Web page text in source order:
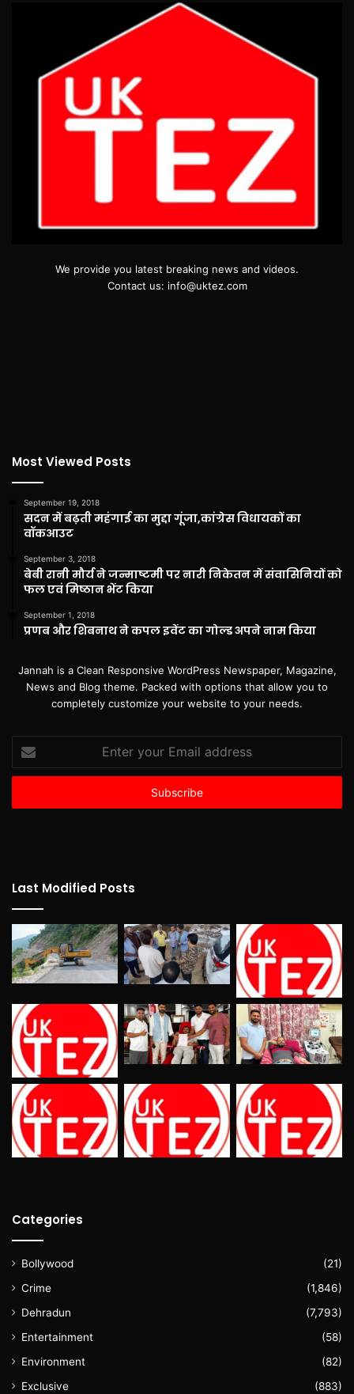
We provide you latest breaking news and videos.
Contact us: info@uktez.com
Most Viewed Posts
September 19, 2018
सदन में बढ़ती महंगाई का मुद्दा गूंजा,कांग्रेस विधायकों का
वॉकआउट
September 3, 2018
बेबी रानी मौर्य ने जन्माष्टमी पर नारी निकेतन में संवासिनियों को
फल एवं मिष्ठान भेंट किया
September 1, 2018
प्रणब और शिबनाथ ने कपल इवेंट का गोल्ड अपने नाम किया
Jannah is a Clean Responsive WordPress Newspaper, Magazine,
News and Blog theme. Packed with options that allow you to
completely customize your website to your needs.
Enter
your
Email
Last Modified Posts
Categories
Bollywood
(21)
Crime
(1,846)
Dehradun
(7,793)
Entertainment
(58)
Environment
(82)
Exclusive
(883)